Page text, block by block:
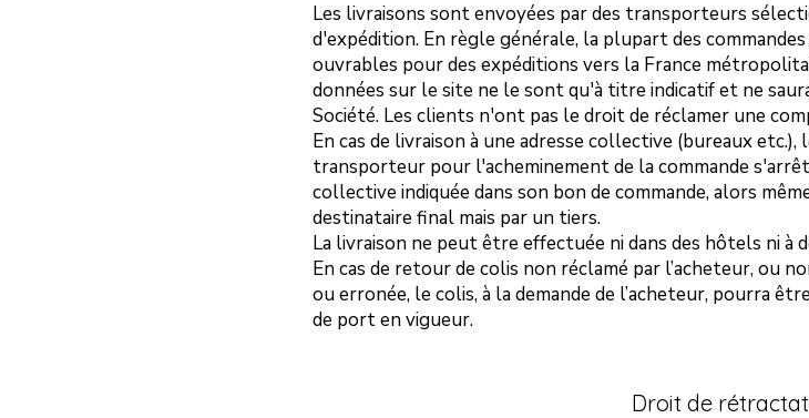
Les livraisons sont envoyées par des transporteurs
d'expédition. En règle générale, la plupart des
ouvrables pour des expéditions vers la France
données sur le site ne le sont qu'à titre indicatif et ne
Société. Les clients n'ont pas le droit de réclamer une
En cas de livraison à une adresse collective (bureaux
transporteur pour l'acheminement de la commande
collective indiquée dans son bon de commande, alors
destinataire final mais par un tiers.
La livraison ne peut être effectuée ni dans des hôtels ni à
En cas de retour de colis non réclamé par l’acheteur, ou
ou erronée, le colis, à la demande de l’acheteur, pourra
de port en vigueur.
Droit de